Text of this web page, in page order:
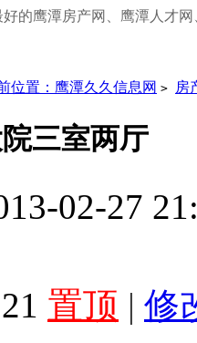
的鹰潭房产网、鹰潭人才
位置： 鹰潭久久信息网 > 房
三室两厅
02-27
置顶 | 修